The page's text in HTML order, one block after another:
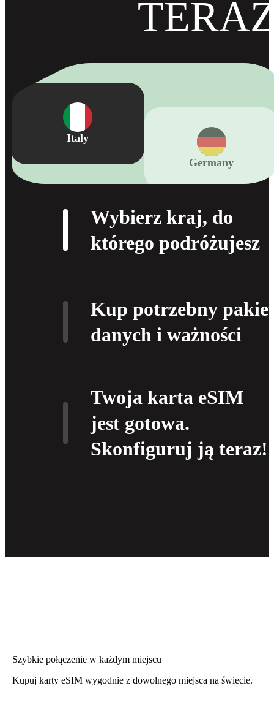
Italy
Germany
Wybierz kraj, do
którego podróżujesz
Kup potrzebny
danych i ważności
Twoja karta eSIM
jest gotowa.
Skonfiguruj ją teraz!
Szybkie połączenie w każdym miejscu
Kupuj karty eSIM wygodnie z dowolnego miejsca na świecie.